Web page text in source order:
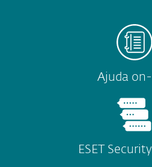
Ajuda
ESET